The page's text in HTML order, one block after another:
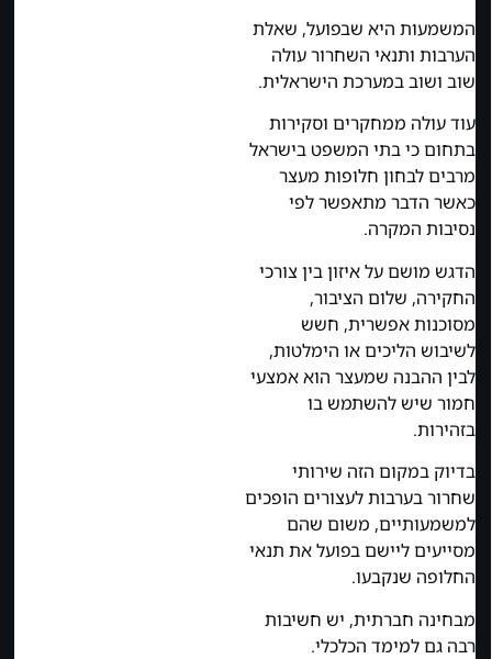
המשמעות היא שבפועל, שאלת
הערבות ותנאי השחרור עולה
שוב ושוב במערכת הישראלית.
עוד עולה ממחקרים וסקירות
בתחום כי בתי המשפט בישראל
מרבים לבחון חלופות מעצר
כאשר הדבר מתאפשר לפי
נסיבות המקרה.
הדגש מושם על איזון בין צורכי
החקירה, שלום הציבור,
מסוכנות אפשרית, חשש
לשיבוש הליכים או הימלטות,
לבין ההבנה שמעצר הוא אמצעי
חמור שיש להשתמש בו
בזהירות.
בדיוק במקום הזה שירותי
שחרור בערבות לעצורים הופכים
למשמעותיים, משום שהם
מסייעים ליישם בפועל את תנאי
החלופה שנקבעו.
מבחינה חברתית, יש חשיבות
רבה גם למימד הכלכלי.